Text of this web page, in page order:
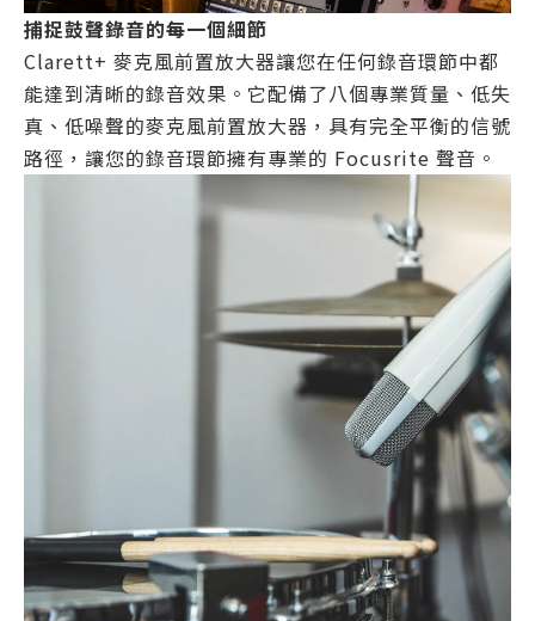
捕捉鼓聲錄音的每一個細節
Clarett+ 麥克風前置放大器讓您在任何錄音環節中都
能達到清晰的錄音效果。它配備了八個專業質量、低失
真、低噪聲的麥克風前置放大器，具有完全平衡的信號
路徑，讓您的錄音環節擁有專業的 Focusrite 聲音。